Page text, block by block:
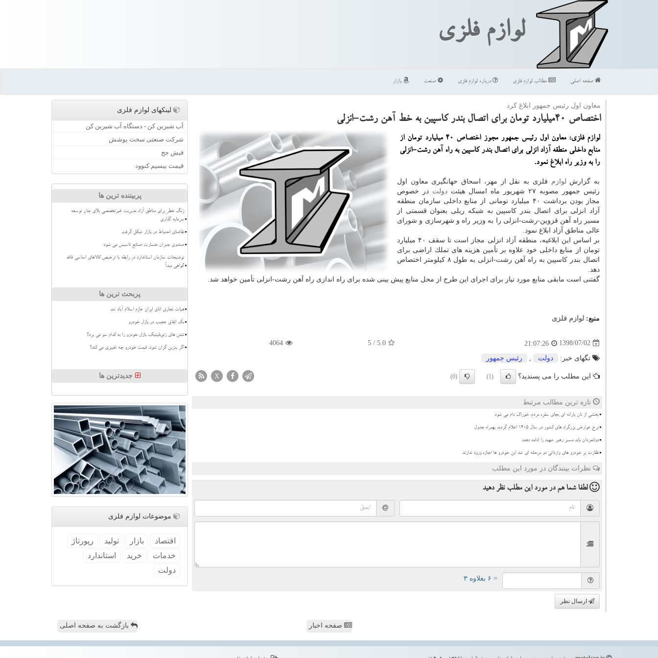
لوازم فلزی
صفحه اصلی مطالب لوازم فلزی درباره لوازم فلزی صنعت بازار
معاون اول رئیس جمهور ابلاغ كرد
اختصاص 40میلیارد تومان برای اتصال بندر كاسپین به خط آهن رشت-انزلی
لوازم فلزی: معاون اول رئیس جمهور مجوز اختصاص 40 میلیارد تومان از
منابع داخلی منطقه آزاد انزلی برای اتصال بندر كاسپین به راه آهن رشت-انزلی
را به وزیر راه ابلاغ نمود.
به گزارش لوازم فلزی به نقل از مهر، اسحاق حهانگیری معاون اول
رئیس جمهور مصوبه ۲۷ شهریور ماه امسال هیئت
دولت در خصوص
مجاز بودن برداشت ۴۰ میلیارد تومانی از منابع داخلی سازمان منطقه
آزاد انزلی برای اتصال بندر كاسپین به شبكه ریلی بعنوان قسمتی از
مسیر راه آهن قزوین-رشت-انزلی را به وزیر راه و شهرسازی و شورای
عالی مناطق آزاد ابلاغ نمود.
بر اساس این ابلاغیه، منطقه آزاد انزلی مجاز است تا سقف ۴۰ میلیارد
تومان از منابع داخلی خود علاوه بر تأمین هزینه های تملك اراضی برای
اتصال بندر كاسپین به راه آهن رشت-انزلی به طول ۸ كیلومتر اختصاص
دهد.
گفتنی است مابقی منابع مورد نیاز برای اجرای این طرح از محل منابع پیش بینی شده برای راه اندازی راه آهن رشت-انزلی تأمین خواهد شد.
منبع: لوازم فلزی
1398/07/02
21:07:26
5.0
/ 5
4064
تگهای خبر: دولت رئیس جمهور
این مطلب را می پسندید؟ (1)
(0)
X
تازه ترین مطالب مرتبط
بخشی از نان یارانه ای بجای سفره مردم، خوراک دام می شود
نرخ عوارض بزرگراه های کشور در سال ۱۴۰۵ اعلام گردید بهمراه جدول
دولتمردان باید مسیر رهبر شهید را ادامه دهند
نظارت بر خودرو های وارداتی دو مرحله ای شد این خودرو ها اجازه ورود ندارند
نظرات بینندگان در مورد این مطلب
لطفا شما همدر مورد این مطلب نظر دهید
= ۶ بعلاوه ۳
ارسال نظر
لینکهای لوازم فلزی
آب شیرین کن - دستگاه آب شیرین کن
شرکت صنعتی سخت پوشش
فیش حج
قیمت بیسیم کنوود
پربیننده ترین ها
زنگ خطر برای مناطق آزاد مدیریت غیرتخصصی بلای جان توسعه
سرمایه گذاری
تقاضای احتیاط در بازار شکل گرفت
صندوق جبران خسارت صنایع تاسیس می شود
توضیحات سازمان استاندارد در رابطه با ترخیص کالاهای اساسی فاقد
گواهی مبدأ
پربحث ترین ها
هیات تجاری اتاق ایران عازم اسلام آباد شد
بک اتفاق عجیب در بازار خودرو
تنش های ژئوپلیتیک، بازار خودرو را به کدام سو می برد؟
اگر بنزین گران شود، قیمت خودرو چه تغییری می کند؟
جدیدترین ها
موضوعات لوازم فلزی
اقتصاد بازار تولید
رپورتاژ
خدمات
خرید
استاندارد
دولت
صفحه اخبار بازگشت به صفحه اصلی